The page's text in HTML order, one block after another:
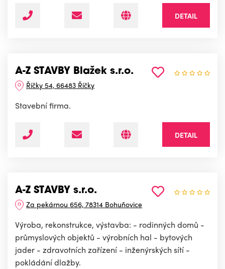
DETAIL
A-Z STAVBY Blažek s.r.o.
Říčky 54, 66483 Říčky
Stavební firma.
DETAIL
A-Z STAVBY s.r.o.
Za pekárnou 656, 78314 Bohuňovice
Výroba, rekonstrukce, výstavba: - rodinných domů -
průmyslových objektů - výrobních hal - bytových
jader - zdravotních zařízení - inženýrských sítí -
pokládání dlažby.